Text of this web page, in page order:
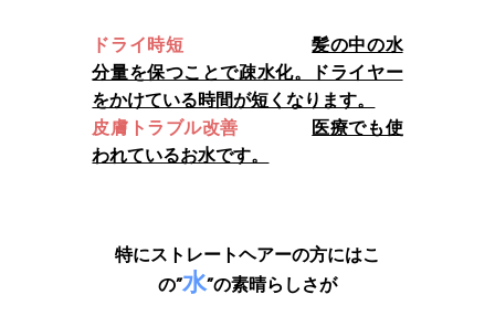
ドライ時短
髪の中の水
分量を保つことで疎水化。ドライヤー
をかけている時間が短くなります。
皮膚トラブル改善
医療でも使
われているお水です。
特にストレートヘアーの方にはこ
の”水”の素晴らしさが